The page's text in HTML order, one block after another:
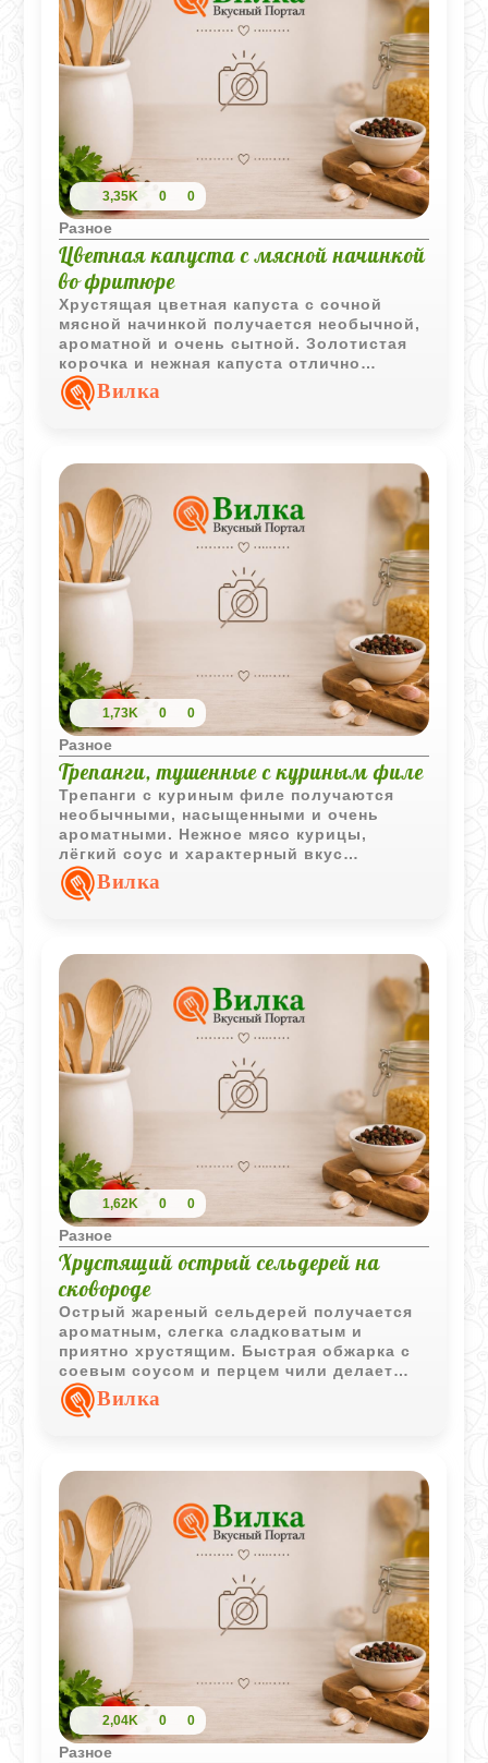
3,35K 0 0
Разное
Цветная капуста с мясной начинкой
во фритюре
Хрустящая цветная капуста с сочной
мясной начинкой получается необычной,
ароматной и очень сытной. Золотистая
корочка и нежная капуста отлично
сочетаются с пряным фаршем и свежей
зеленью.
Вилка
1,73K 0 0
Разное
Трепанги, тушенные с куриным филе
Трепанги с куриным филе получаются
необычными, насыщенными и очень
ароматными. Нежное мясо курицы,
лёгкий соус и характерный вкус
морепродуктов создают интересное
сочетание в восточном стиле.
Вилка
1,62K 0 0
Разное
Хрустящий острый сельдерей на
сковороде
Острый жареный сельдерей получается
ароматным, слегка сладковатым и
приятно хрустящим. Быстрая обжарка с
соевым соусом и перцем чили делает
этот гарнир ярким дополнением к мясу,
рыбе или овощным блюдам.
Вилка
2,04K 0 0
Разное